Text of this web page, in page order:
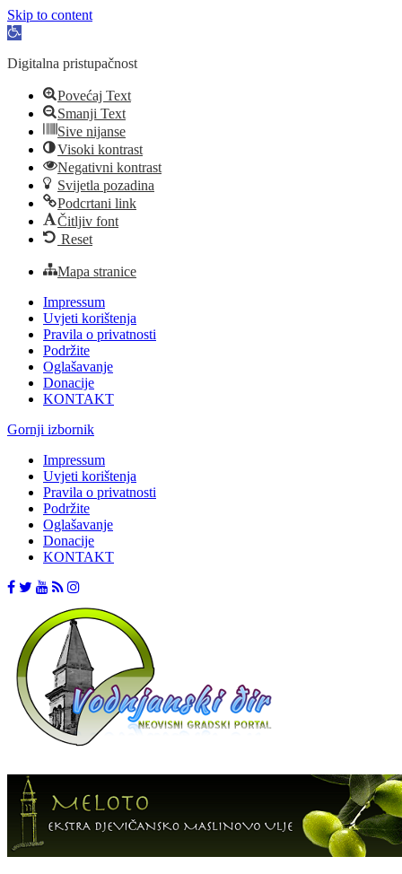
Skip to content
Open
Digitalna pristupačnost
Povećaj Text
Smanji Text
Sive nijanse
Visoki kontrast
Negativni kontrast
Svijetla pozadina
Podcrtani link
Čitljiv font
Reset
Mapa stranice
Skoči
sadržaja
Impressum
Uvjeti korištenja
Pravila o privatnosti
Podržite
Oglašavanje
Donacije
KONTAKT
Gornji izbornik
Impressum
Uvjeti korištenja
Pravila o privatnosti
Podržite
Oglašavanje
Donacije
KONTAKT